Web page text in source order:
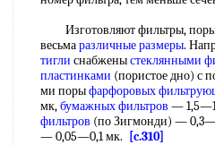
Изготовляют фильтры,
весьмаразличные размеры.
тигли снабженыстеклянными
пластинками (пористое дно) с
ми порыфарфоровых
мк,бумажных фильтров —
фильтров (по Зигмонди) —
— 0,05—0,1 мк.
[c.310]